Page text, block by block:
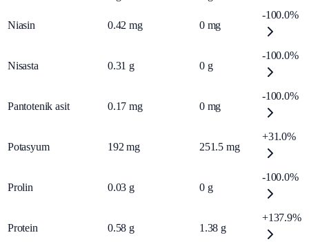
Niasin 0.42 mg 0 mg
-100.0%
Nisasta 0.31 g 0 g
-100.0%
Pantotenik asit 0.17 mg 0 mg
-100.0%
Potasyum 192 mg 251.5 mg
+31.0%
Prolin 0.03 g 0 g
-100.0%
Protein 0.58 g 1.38 g
+137.9%